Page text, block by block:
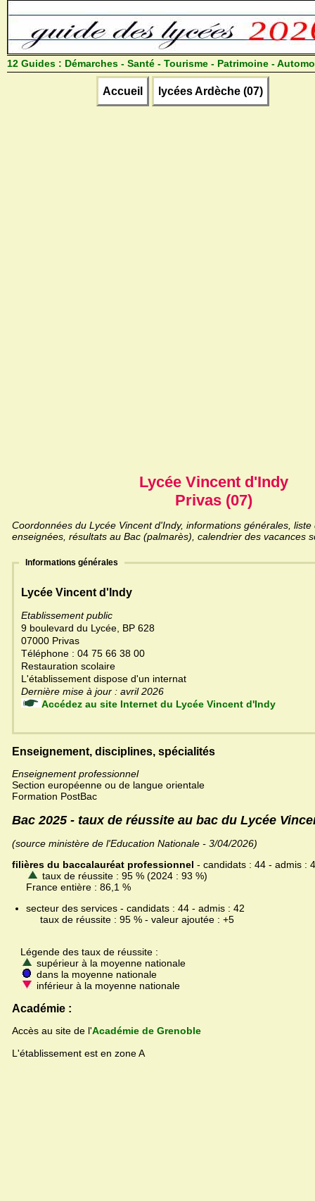
12 Guides : Démarches - Santé - Tourisme - Patrimoine -
Accueil lycées Ardèche (07)
Lycée Vincent d'Indy
Privas (07)
Coordonnées du Lycée Vincent d'Indy, informations générales, liste
enseignées, résultats au Bac (palmarès), calendrier des vacances
Informations générales
Lycée Vincent d'Indy
Etablissement public
9 boulevard du Lycée, BP 628
07000 Privas
Téléphone : 04 75 66 38 00
Restauration scolaire
L'établissement dispose d'un internat
Dernière mise à jour : avril 2026
Accédez au site Internet du Lycée Vincent d'Indy
Enseignement, disciplines, spécialités
Enseignement professionnel
Section européenne ou de langue orientale
Formation PostBac
Bac 2025 - taux de réussite au bac du Lycée
(source ministère de l'Education Nationale - 3/04/2026)
filières du baccalauréat professionnel - candidats : 44 - admis :
taux de réussite : 95 % (2024 : 93 %)
France entière : 86,1 %
secteur des services - candidats : 44 - admis : 42
taux de réussite : 95 % - valeur ajoutée : +5
Légende des taux de réussite :
supérieur à la moyenne nationale
dans la moyenne nationale
inférieur à la moyenne nationale
Académie :
Accès au site de l'Académie de Grenoble
L'établissement est en zone A